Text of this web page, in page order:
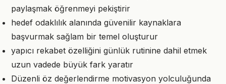
paylaşmak öğrenmeyi pekiştirir
hedef odaklılık alanında güvenilir kaynaklara
başvurmak sağlam bir temel oluşturur
yapıcı rekabet özelliğini günlük rutinine dahil etmek
uzun vadede büyük fark yaratır
Düzenli öz değerlendirme motivasyon yolculuğunda